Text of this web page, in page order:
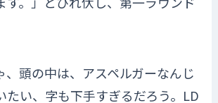
、頭の中は、アスペルガーなんじ
たい、字も下手すぎるだろう。LD